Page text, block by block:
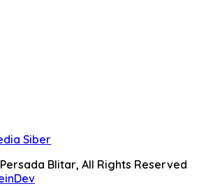
Siber
Blitar, All Rights Reserved